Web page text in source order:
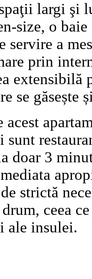
largi şi
size, o
servire a
prin
extensibilă
se găsește
doar 3
strictă
ceea
ale insulei.